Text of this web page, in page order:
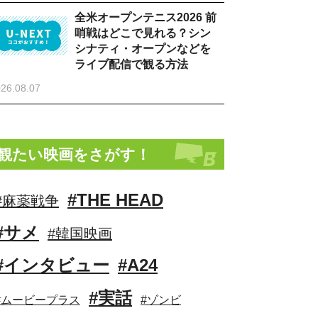
全米オープンテニス2026 前
哨戦はどこで見れる？シン
シナティ・オープンなどを
ライブ配信で観る方法
たい映画をさがす！
薬戦争 #THE HEAD
サメ
#韓国映画
インタビュー #A24
ービープラス #実話 #ゾンビ